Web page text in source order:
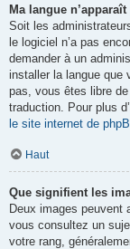
Ma langue
Soit les
le logiciel n’a pas
demander à un
installer la langue que
pas, vous êtes libre
traduction. Pour plus
le site internet de
Haut
Que signifient les
Deux images peuvent
vous consultez un
votre rang,